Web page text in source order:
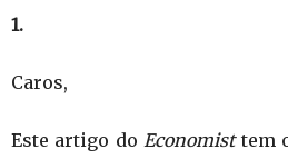
1.
Caros,
Este artigo doEconomisttem